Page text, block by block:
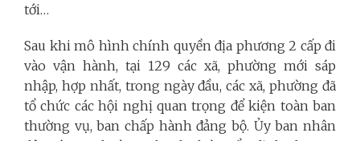
tới…
Sau khi mô hình chính quyền địa phương 2 cấp đi
vào vận hành, tại 129 các xã, phường mới sáp
nhập, hợp nhất, trong ngày đầu, các xã, phường đã
tổ chức các hội nghị quan trọng để kiện toàn ban
thường vụ, ban chấp hành đảng bộ. Ủy ban nhân